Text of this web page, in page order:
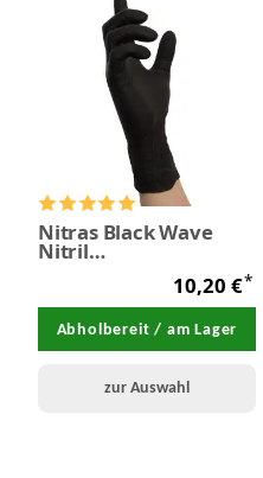
Nitras Black Wave
Nitril
10,20 €*
Abholbereit / am Lager
zur Auswahl